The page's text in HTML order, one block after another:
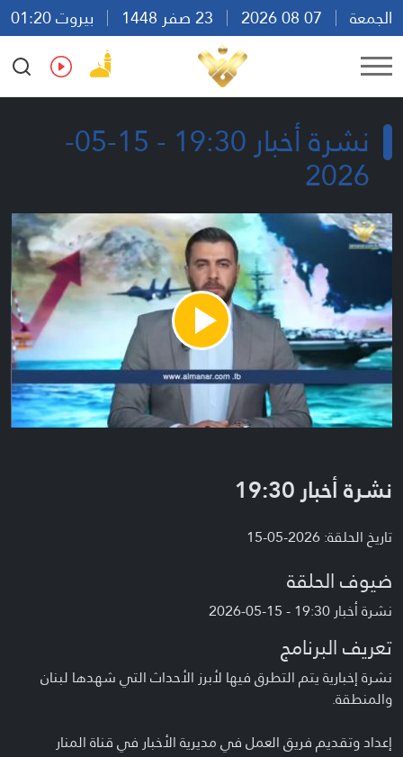
الجمعة
بيروت 01:20
Ar
En Fr Es
نشرة أخبار 19:30 - 15-05-
2026
Play
Video
نشرة أخبار 19:30
تاريخ الحلقة: 2026-05-15
ضيوف الحلقة
نشرة أخبار 19:30 - 15-05-2026
تعريف البرنامج
نشرة إخبارية يتم التطرق فيها لأبرز الأحداث التي شهدها لبنان
والمنطقة.
إعداد وتقديم فريق العمل في مديرية الأخبار في قناة المنار